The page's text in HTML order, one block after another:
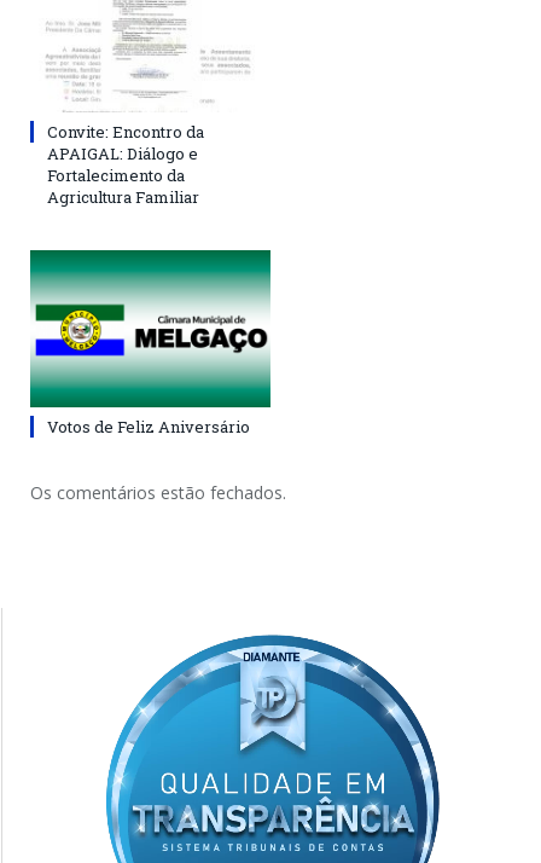
Convite: Encontro da
APAIGAL: Diálogo e
Fortalecimento da
Agricultura Familiar
Votos de Feliz Aniversário
Os comentários estão fechados.